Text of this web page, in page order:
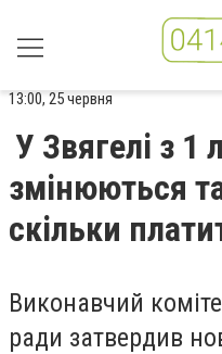
13:00, 25 червня
У Звягелі з 1
змінюються
скільки
Виконавчий
ради затвердив